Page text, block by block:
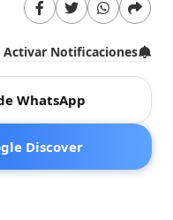
Activar Notificaciones
WhatsApp
Discover